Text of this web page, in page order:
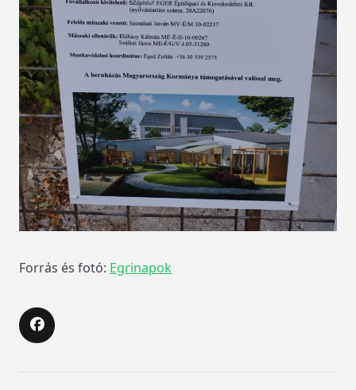
Forrás és fotó: Egrinapok